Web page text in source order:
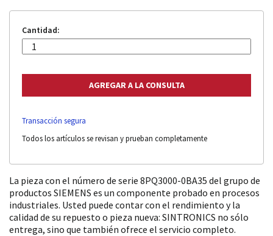
Cantidad:
Transacción segura
Todos los artículos se revisan y prueban completamente
La pieza con el número de serie 8PQ3000-0BA35 del grupo de
productos SIEMENS es un componente probado en procesos
industriales. Usted puede contar con el rendimiento y la
calidad de su repuesto o pieza nueva: SINTRONICS no sólo
entrega, sino que también ofrece el servicio completo.